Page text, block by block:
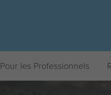
Pour les Professionnels